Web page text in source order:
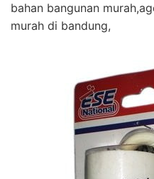
bahan bangunan
murah di bandung,